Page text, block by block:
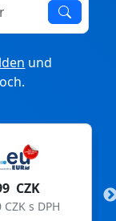
zum Transfer
und
CZK
CZK s DPH